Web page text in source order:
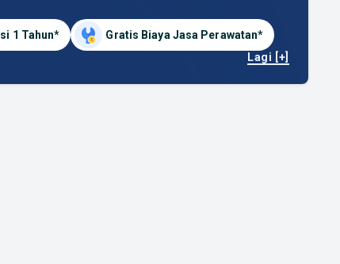
1 Tahun*
Gratis Biaya Jasa Perawatan*
Lagi [+]